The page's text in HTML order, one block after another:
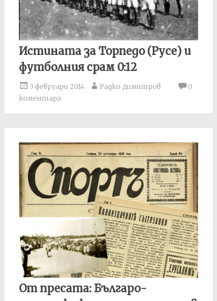
Истината за Торпедо (Русе) и
футболния срам 0:12
3 февруари 2014 Радко Димитров
0
коментара
От пресата: Българо-